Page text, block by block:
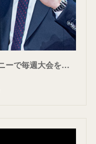
ONEがムエタイ聖地・ルンピニーで毎週大会を開催決定！日本からの参戦選手決めるトーナメントも